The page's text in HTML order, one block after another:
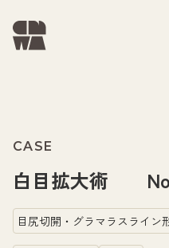
CASE
白目拡大術
目尻切開・グラマラスライン